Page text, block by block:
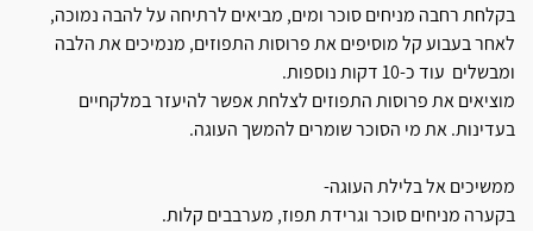
בקלחת רחבה מניחים סוכר ומים, מביאים לרתיחה על להבה נמוכה,
לאחר בעבוע קל מוסיפים את פרוסות התפוזים, מנמיכים את הלבה
ומבשלים עוד כ-10 דקות נוספות.
מוציאים את פרוסות התפוזים לצלחת אפשר להיעזר במלקחיים
בעדינות. את מי הסוכר שומרים להמשך העוגה.
ממשיכים אל בלילת העוגה-
בקערה מניחים סוכר וגרידת תפוז, מערבבים קלות.